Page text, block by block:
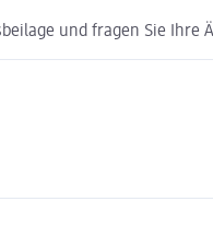
und fragen Sie